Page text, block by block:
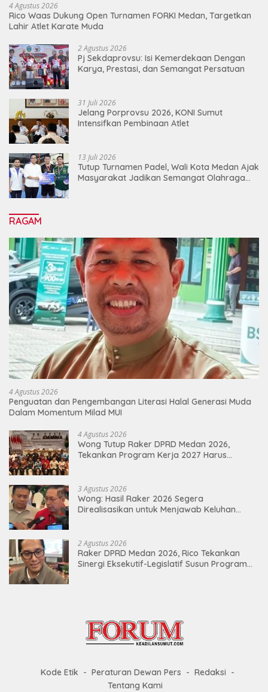
4 Agustus 2026
Rico Waas Dukung Open Turnamen FORKI Medan, Targetkan
Lahir Atlet Karate Muda
2 Agustus 2026
Pj Sekdaprovsu: Isi Kemerdekaan Dengan
Karya, Prestasi, dan Semangat Persatuan
31 Juli 2026
Jelang Porprovsu 2026, KONI Sumut
Intensifkan Pembinaan Atlet
13 Juli 2026
Tutup Turnamen Padel, Wali Kota Medan Ajak
Masyarakat Jadikan Semangat Olahraga
RAGAM
4 Agustus 2026
Penguatan dan Pengembangan Literasi Halal Generasi Muda
Dalam Momentum Milad MUI
4 Agustus 2026
Wong Tutup Raker DPRD Medan 2026,
Tekankan Program Kerja 2027 Harus
3 Agustus 2026
Wong: Hasil Raker 2026 Segera
Direalisasikan untuk Menjawab Keluhan
2 Agustus 2026
Raker DPRD Medan 2026, Rico Tekankan
Sinergi Eksekutif-Legislatif Susun Program
Kode Etik Peraturan Dewan Pers
Redaksi
Tentang Kami